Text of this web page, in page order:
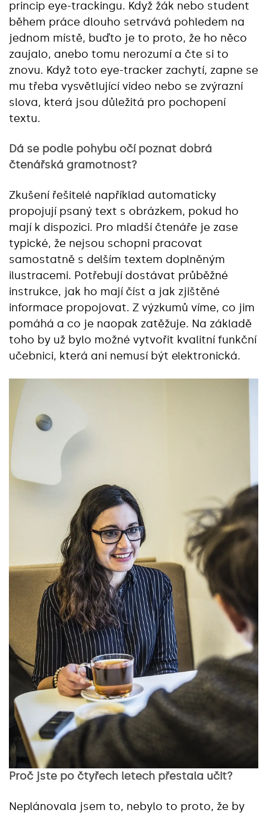
princip eye-trackingu. Když žák nebo student
během práce dlouho setrvává pohledem na
jednom místě, buďto je to proto, že ho něco
zaujalo, anebo tomu nerozumí a čte si to
znovu. Když toto eye-tracker zachytí, zapne se
mu třeba vysvětlující video nebo se zvýrazní
slova, která jsou důležitá pro pochopení
textu.
Dá se podle pohybu očí poznat dobrá
čtenářská gramotnost?
Zkušení řešitelé například automaticky
propojují psaný text s obrázkem, pokud ho
mají k dispozici. Pro mladší čtenáře je zase
typické, že nejsou schopni pracovat
samostatně s delším textem doplněným
ilustracemi. Potřebují dostávat průběžné
instrukce, jak ho mají číst a jak zjištěné
informace propojovat. Z výzkumů víme, co jim
pomáhá a co je naopak zatěžuje. Na základě
toho by už bylo možné vytvořit kvalitní funkční
učebnici, která ani nemusí být elektronická.
Proč jste po čtyřech letech přestala učit?
Neplánovala jsem to, nebylo to proto, že by